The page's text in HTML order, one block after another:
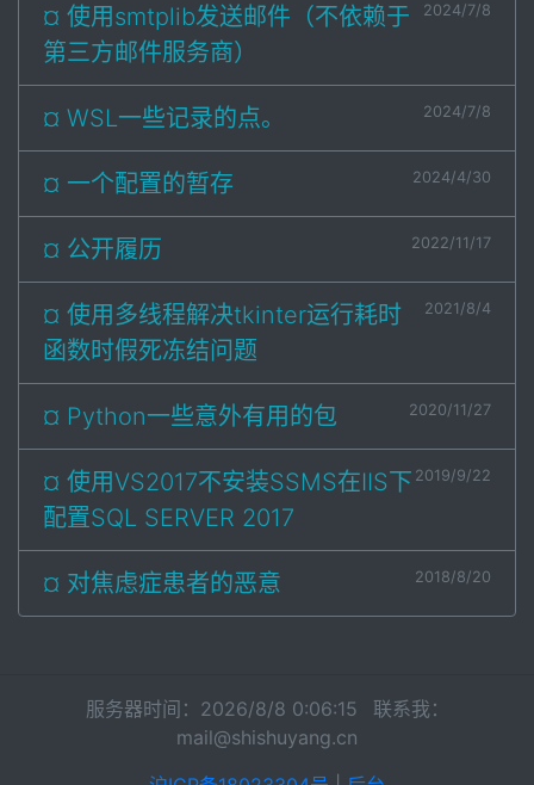
¤ 使用smtplib发送邮件（不依赖于
第三方邮件服务商）
2024/7/8
¤ WSL一些记录的点。 2024/7/8
¤ 一个配置的暂存 2024/4/30
¤ 公开履历 2022/11/17
¤ 使用多线程解决tkinter运行耗时
函数时假死冻结问题
2021/8/4
¤ Python一些意外有用的包 2020/11/27
¤ 使用VS2017不安装SSMS在IIS下
配置SQL SERVER 2017
2019/9/22
¤ 对焦虑症患者的恶意 2018/8/20
服务器时间：2026/8/8 0:06:15 联系我：
mail@shishuyang.cn